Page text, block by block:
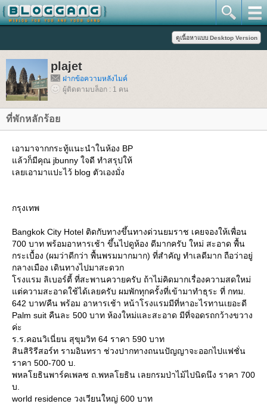
plajet
ฝากข้อความหลังไมค์
ผู้ติดตามบล็อก : 1 คน
ที่พักหลักร้อ
เอามาจากกระทู้แนะนำในห้อง BP
ล้วก็มีคุณ jbunny ใจดี ทำสรุปให้
เลยเอามาแปะไว้ blog ตัวเองมั่ง
กรุงเทพ
Bangkok City Hotel ติดกับทางขึ้นทางด่วนยมราช เคยจองให้เพื่อน
700 บาท พร้อมอาหารเช้า ขึ้นไปดูห้อง ดีมากครับ ใหม่ สะอาด พื้น
กระเบื้อง (ผมว่าดีกว่า พื้นพรมมากมาก) ที่สำคัญ ทำเลดีมาก ถือว่าอยู่
กลางเมือง เดินทางไปมาสะดวก
รงแรม ลิเบอร์ตี้ ที่สะพานควายครับ ถ้าไม่คิดมากเรื่องความสดใหม่
ต่ความสะอาดใช้ได้เลยครับ ผมพักทุกครั้งที่เข้ามาทำธุระ ที่ กทม.
642 บาท/คืน พร้อม อาหารเช้า หน้าโรงแรมมีที่หาอะไรทานเยอะดี
Palm suit คืนละ 500 บาท ห้องใหม่และสะอาด มีที่จอดรถกว้างขวาง
ค่ะ
ร.ร.คอนวิเนี่ยน สุขุมวิท 64 ราคา 590 บาท
สินสิริรีสอร์ท รามอินทรา ช่วงปากทางถนนปัญญาจะออกไปแฟชั่น
ราคา 500-700 บ.
พหลโยธินพาร์คเพลซ ถ.พหลโยธิน เลยกรมป่าไม้ไปนิดนึง ราคา 700
บ.
world residence วงเวียนใหญ่ 600 บาท